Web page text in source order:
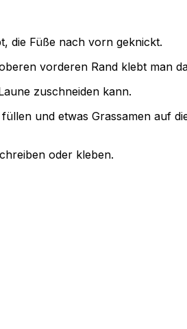
die Füße nach vorn geknickt.
vorderen Rand klebt man
zuschneiden kann.
und etwas Grassamen auf
oder kleben.